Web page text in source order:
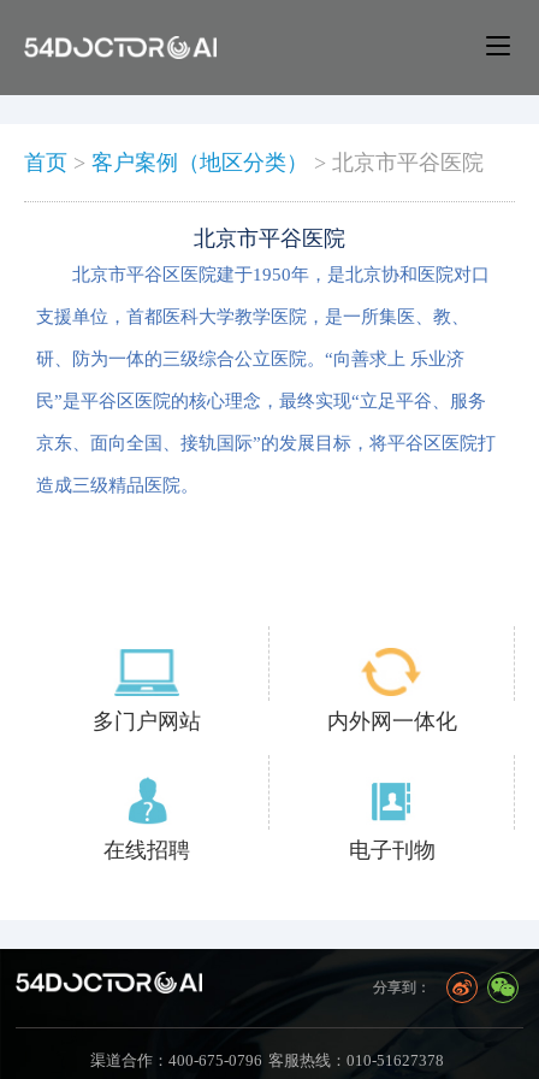
首页 > 客户案例（地区分类） > 北京市平谷医院
北京市平谷医院
北京市平谷区医院建于1950年，是北京协和医院对口
支援单位，首都医科大学教学医院，是一所集医、教、
研、防为一体的三级综合公立医院。“向善求上 乐业济
民”是平谷区医院的核心理念，最终实现“立足平谷、服务
京东、面向全国、接轨国际”的发展目标，将平谷区医院打
造成三级精品医院。
多门户网站 内外网一体化
在线招聘 电子刊物
分享到：
渠道合作：400-675-0796 客服热线：010-51627378